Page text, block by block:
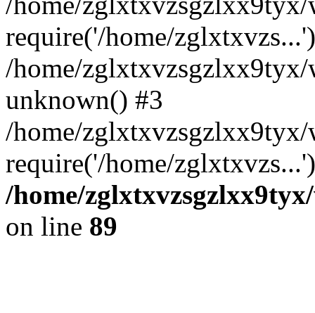
require('/home/
/home/
unknown() #3
/home/
require('/home/
/home/
on line 89